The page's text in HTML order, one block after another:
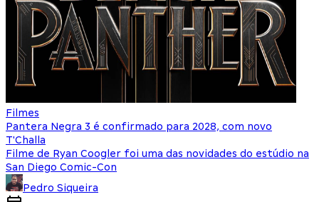
Filmes
Pantera Negra 3 é confirmado para 2028, com novo
T'Challa
Filme de Ryan Coogler foi uma das novidades do estúdio na
San Diego Comic-Con
Pedro Siqueira